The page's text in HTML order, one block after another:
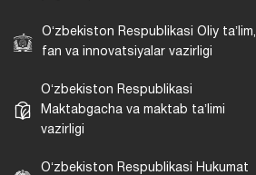
Oʻzbekiston Respublikasi Oliy taʼlim,
fan va innovatsiyalar vazirligi
Oʻzbekiston Respublikasi
Maktabgacha va maktab taʼlimi
vazirligi
Oʻzbekiston Respublikasi Hukumat